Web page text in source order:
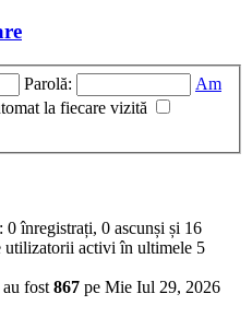
Parolă:
Am
la fiecare vizită
înregistrați, 0 ascunși și 16
utilizatorii activi în ultimele 5
fost 867 pe Mie Iul 29, 2026